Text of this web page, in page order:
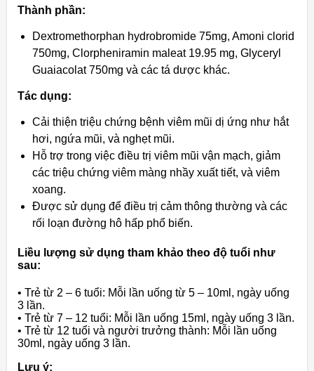
Thành phần:
Dextromethorphan hydrobromide 75mg, Amoni clorid
750mg, Clorpheniramin maleat 19.95 mg, Glyceryl
Guaiacolat 750mg và các tá dược khác.
Tác dụng:
Cải thiện triệu chứng bệnh viêm mũi dị ứng như hắt
hơi, ngứa mũi, và nghẹt mũi.
Hỗ trợ trong việc điều trị viêm mũi vận mạch, giảm
các triệu chứng viêm màng nhầy xuất tiết, và viêm
xoang.
Được sử dụng để điều trị cảm thông thường và các
rối loạn đường hô hấp phổ biến.
Liều lượng sử dụng tham khảo theo độ tuổi như
sau:
• Trẻ từ 2 – 6 tuổi: Mỗi lần uống từ 5 – 10ml, ngày uống
3 lần.
• Trẻ từ 7 – 12 tuổi: Mỗi lần uống 15ml, ngày uống 3 lần.
• Trẻ từ 12 tuổi và người trưởng thành: Mỗi lần uống
30ml, ngày uống 3 lần.
Lưu ý: